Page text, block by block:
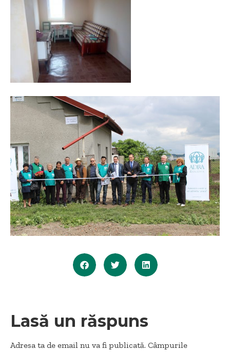
Lasă un răspuns
Adresa ta de email nu va fi publicată. Câmpurile